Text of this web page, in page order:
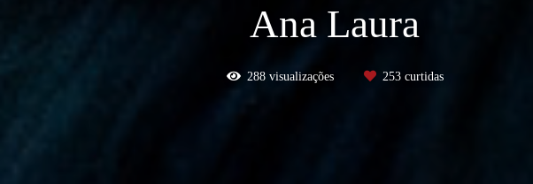
Ana Laura
288visualizações 253curtidas